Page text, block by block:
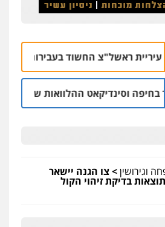
החשוד בעבירות מין בעובדת
ההלוואות של משפחת
וגירושין>צו הגנה יישאר
בדיקת זיהוי הקול